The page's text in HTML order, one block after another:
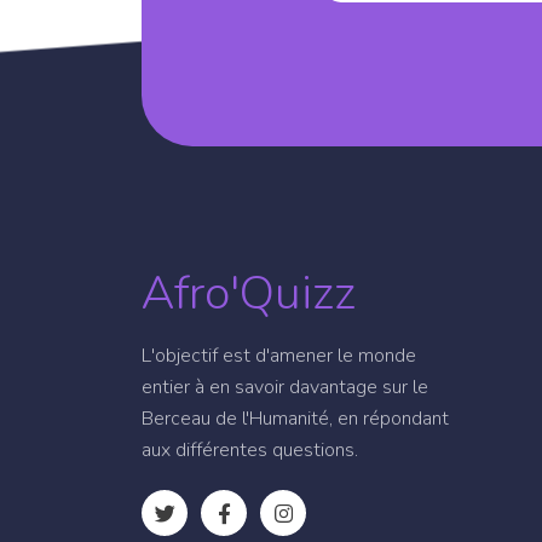
Afro'Quizz
L'objectif est d'amener le monde
entier à en savoir davantage sur le
Berceau de l'Humanité, en répondant
aux différentes questions.